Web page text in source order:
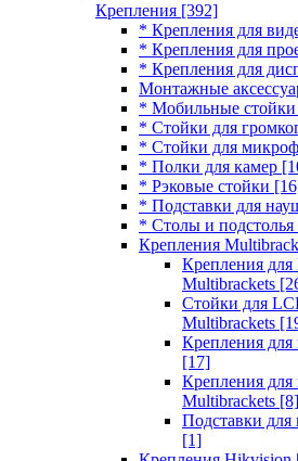
Крепления [392]
* Крепления для
* Крепления для
* Крепления для
Монтажные
* Мобильные стойки
* Стойки для
* Стойки для
* Полки для камер
* Рэковые стойки
* Подставки для
* Столы и подстолья
Крепления
Крепления
Multibrackets
Стойки для
Multibrackets
Крепления для
[17]
Крепления для
Multibrackets [8]
Подставки для
[1]